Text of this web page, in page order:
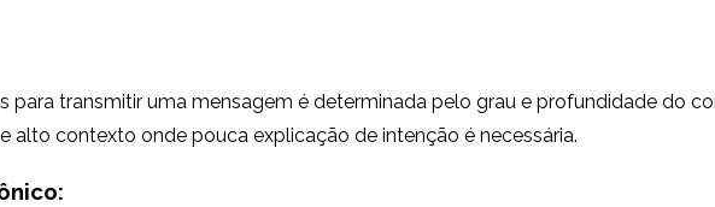
para transmitir uma mensagem é determinada pelo grau e profundidade do
alto contexto onde pouca explicação de intenção é necessária.